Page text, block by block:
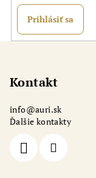
Prihlásiť sa
Kontakt
info@auri.sk
Ďalšie kontakty